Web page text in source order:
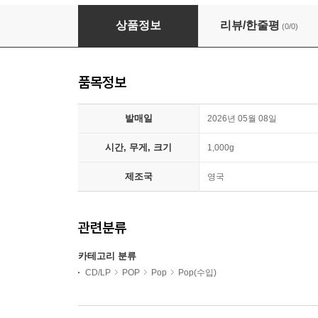
Julia Cumming (줄리아 커밍) - Julia
상품정보 리뷰/한줄평 (0/0)
품목정보
발매일 2026년 05월 08일
시간, 무게, 크기 1,000g
제조국 영국
관련분류
카테고리 분류
CD/LP POP Pop Pop(수입)